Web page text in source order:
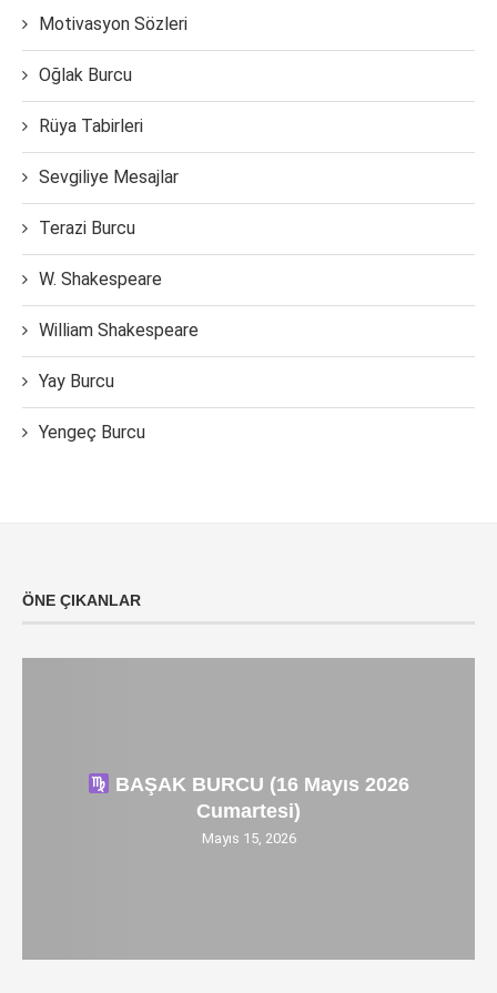
Motivasyon Sözleri
Oğlak Burcu
Rüya Tabirleri
Sevgiliye Mesajlar
Terazi Burcu
W. Shakespeare
William Shakespeare
Yay Burcu
Yengeç Burcu
ÖNE ÇIKANLAR
BAŞAK BURCU (16 Mayıs 2026
Cumartesi)
Mayıs 15, 2026